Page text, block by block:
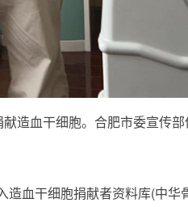
造血干细胞。合肥市委宣传部
造血干细胞捐献者资料库(中华